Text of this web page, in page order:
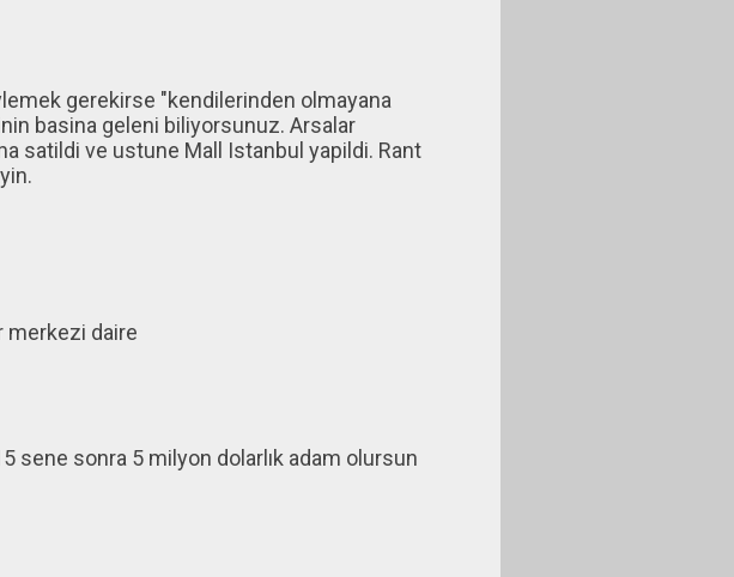
gerekirse "kendilerinden olmayana
basina geleni biliyorsunuz. Arsalar
satildi ve ustune Mall Istanbul yapildi. Rant
merkezi daire
sene sonra 5 milyon dolarlık adam olursun